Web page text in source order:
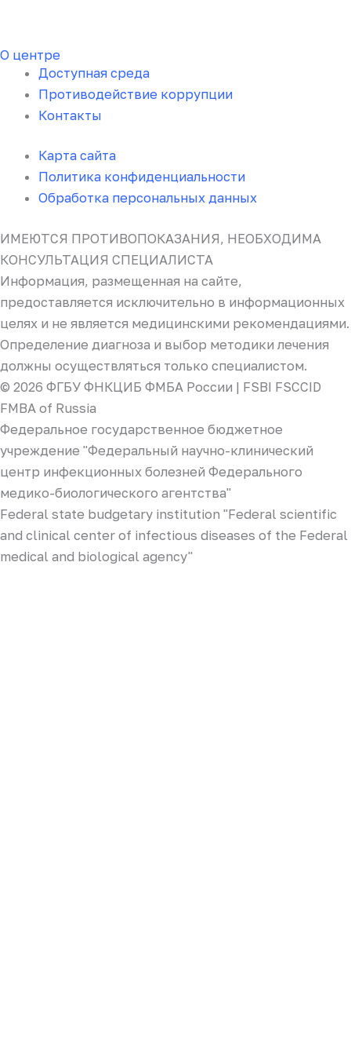
О центре
Доступная среда
Противодействие коррупции
Контакты
Карта сайта
Политика конфиденциальности
Обработка персональных данных
ИМЕЮТСЯ ПРОТИВОПОКАЗАНИЯ, НЕОБХОДИМА
КОНСУЛЬТАЦИЯ СПЕЦИАЛИСТА
Информация, размещенная на сайте,
предоставляется исключительно в информационных
целях и не является медицинскими рекомендациями.
Определение диагноза и выбор методики лечения
должны осуществляться только специалистом.
© 2026 ФГБУ ФНКЦИБ ФМБА России | FSBI FSCCID
FMBA of Russia
Федеральное государственное бюджетное
учреждение "Федеральный научно-клинический
центр инфекционных болезней Федерального
медико-биологического агентства"
Federal state budgetary institution "Federal scientific
and clinical center of infectious diseases of the Federal
medical and biological agency"